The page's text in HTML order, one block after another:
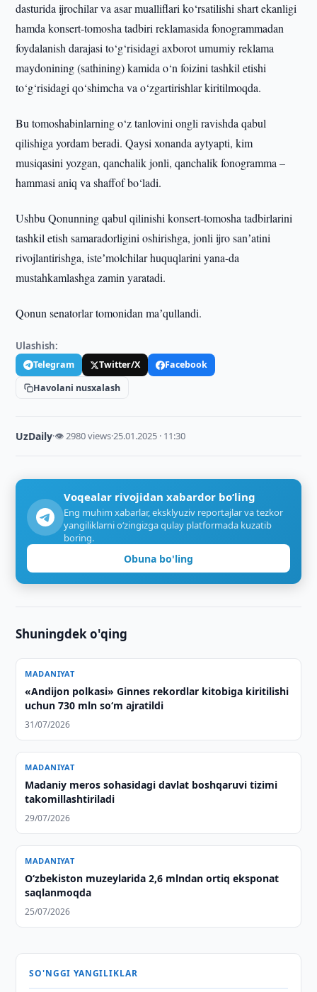
dasturida ijrochilar va asar mualliflari ko‘rsatilishi shart ekanligi
hamda konsert-tomosha tadbiri reklamasida fonogrammadan
foydalanish darajasi to‘g‘risidagi axborot umumiy reklama
maydonining (sathining) kamida o‘n foizini tashkil etishi
to‘g‘risidagi qo‘shimcha va o‘zgartirishlar kiritilmoqda.
Bu tomoshabinlarning o‘z tanlovini ongli ravishda qabul
qilishiga yordam beradi. Qaysi xonanda aytyapti, kim
musiqasini yozgan, qanchalik jonli, qanchalik fonogramma –
hammasi aniq va shaffof bo‘ladi.
Ushbu Qonunning qabul qilinishi konsert-tomosha tadbirlarini
tashkil etish samaradorligini oshirishga, jonli ijro sanʼatini
rivojlantirishga, isteʼmolchilar huquqlarini yana-da
mustahkamlashga zamin yaratadi.
Qonun senatorlar tomonidan maʼqullandi.
Ulashish:
Telegram Twitter/X
Facebook
Havolani nusxalash
UzDaily·👁 2980 views·25.01.2025 · 11:30
Voqealar rivojidan xabardor bo‘ling
Eng muhim xabarlar, eksklyuziv reportajlar va tezkor
yangiliklarni o‘zingizga qulay platformada kuzatib
boring.
Obuna bo'ling
Shuningdek o'qing
MADANIYAT
«Andijon polkasi» Ginnes rekordlar kitobiga kiritilishi
uchun 730 mln so‘m ajratildi
31/07/2026
MADANIYAT
Madaniy meros sohasidagi davlat boshqaruvi tizimi
takomillashtiriladi
29/07/2026
MADANIYAT
O‘zbekiston muzeylarida 2,6 mlndan ortiq eksponat
saqlanmoqda
25/07/2026
SO'NGGI YANGILIKLAR